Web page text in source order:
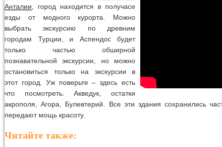
Анталии , город находится в получасе
езды от модного курорта. Можно
выбрать экскурсию по древним
городам Турции, и Аспендос будет
только частью обширной
познавательной экскурсии, но можно
остановиться только на экскурсии в
этот город. Уж поверьте – здесь есть
что посмотреть. Акведук, остатки
акрополя, Агора, Булевтерий. Все эти здания сохранились
передают мощь красоту.
Читайте также: